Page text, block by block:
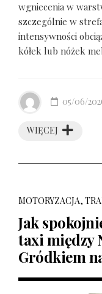
wgniecenia w
szczególnie w
intensywności
kółek lub nóżek
WIĘCEJ
05/06/
MOTORYZACJA,
Jak
taxi między
Gródkiem